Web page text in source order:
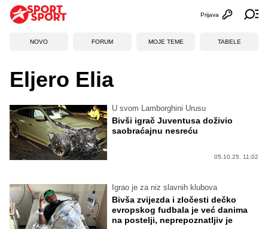
Otvori
Prijava
NOVO FORUM MOJE TEME TABELE
Eljero Elia
U svom Lamborghini Urusu
Bivši igrač Juventusa doživio
saobraćajnu nesreću
05.10.25. 11:02
Igrao je za niz slavnih klubova
Bivša zvijezda i zločesti dečko
evropskog fudbala je već danima
na postelji, neprepoznatljiv je